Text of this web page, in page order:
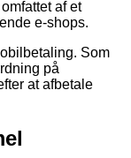
af et
e-shops.
Som
på
at afbetale